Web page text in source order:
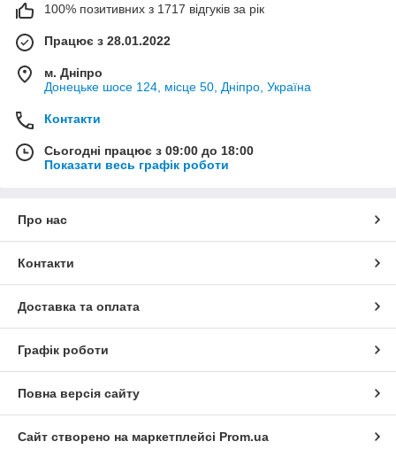
100% позитивних з 1717 відгуків за рік
Працює з 28.01.2022
м. Дніпро
Донецьке шосе 124, місце 50, Дніпро, Україна
Контакти
Сьогодні працює з 09:00 до 18:00
Показати весь графік роботи
Про нас
Контакти
Доставка та оплата
Графік роботи
Повна версія сайту
Сайт створено на маркетплейсі Prom.ua